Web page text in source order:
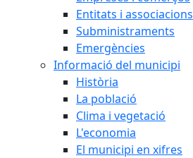
Entitats i associacions
Subministraments
Emergències
Informació del municipi
Història
La població
Clima i vegetació
L'economia
El municipi en xifres